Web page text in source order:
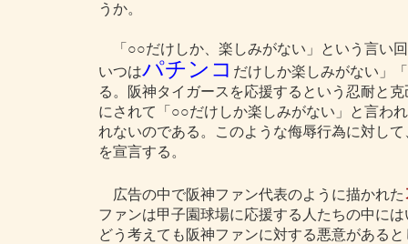
うか。
「○○だけしか、楽しみがない」という言い
いつはパチンコ だけしか楽しみがない」
る。阪神タイガースを応援するという忍耐と
にされて「○○だけしか楽しみがない」と言わ
れないのである。このような侮辱行為に対し
を宣言する。
広告の中で阪神ファン代表のように描かれた
ファンは甲子園球場に応援する人たちの中に
どう考えても阪神ファンに対する悪意がある